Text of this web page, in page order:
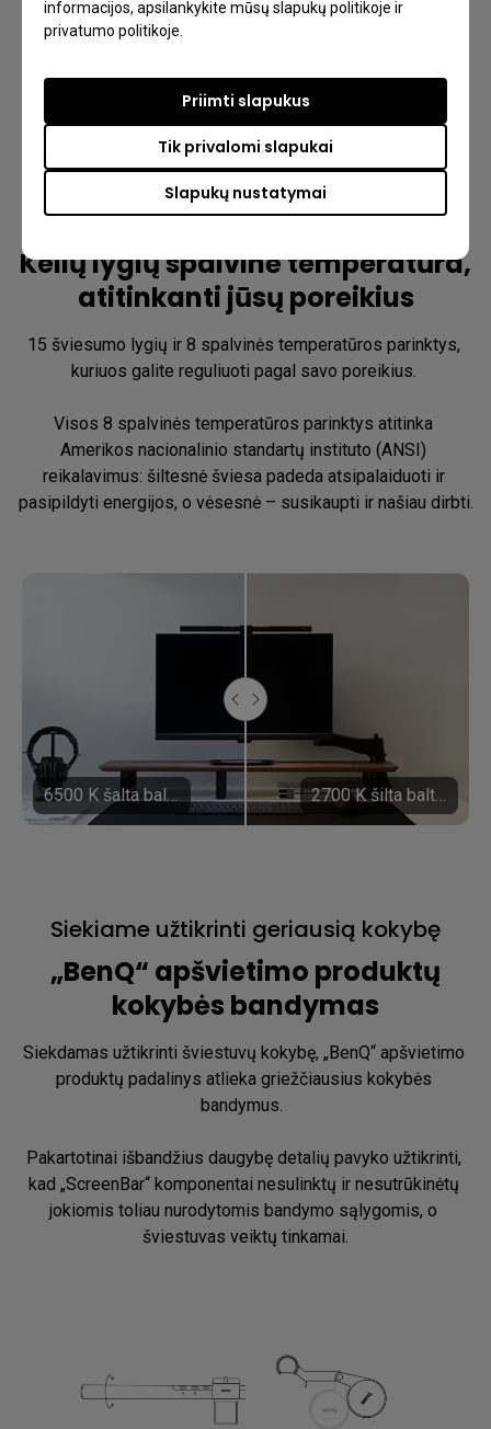
informacijos, apsilankykite mūsų slapukų politikoje ir
privatumo politikoje.
Slapukų nustatymai
Tik privalomi slapukai
Priimti slapukus
Kelių lygių spalvinė temperatūra,
atitinkanti jūsų poreikius
15 šviesumo lygių ir 8 spalvinės temperatūros parinktys,
kuriuos galite reguliuoti pagal savo poreikius. ​
Visos 8 spalvinės temperatūros parinktys atitinka
Amerikos nacionalinio standartų instituto (ANSI)
reikalavimus: šiltesnė šviesa padeda atsipalaiduoti ir
pasipildyti energijos, o vėsesnė – susikaupti ir našiau dirbti.
6500 K šalta balta šviesa 2700 K šilta balta šviesa
Siekiame užtikrinti geriausią kokybę
„BenQ“ apšvietimo produktų
kokybės bandymas
Siekdamas užtikrinti šviestuvų kokybę, „BenQ“ apšvietimo
produktų padalinys atlieka griežčiausius kokybės
bandymus.  ​
Pakartotinai išbandžius daugybę detalių pavyko užtikrinti,
kad „ScreenBar“ komponentai nesulinktų ir nesutrūkinėtų
jokiomis toliau nurodytomis bandymo sąlygomis, o
šviestuvas veiktų tinkamai.